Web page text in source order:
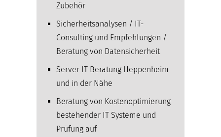
Zubehör
Sicherheitsanalysen / IT-
Consulting und Empfehlungen /
Beratung von Datensicherheit
Server IT Beratung Heppenheim
und in der Nähe
Beratung von Kostenoptimierung
bestehender IT Systeme und
Prüfung auf